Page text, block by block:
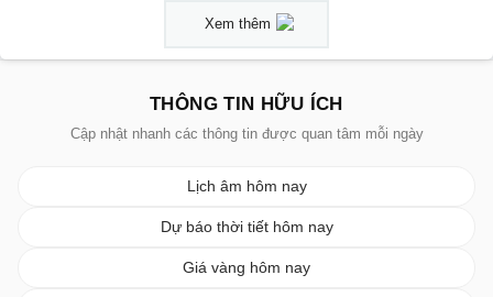
Xem thêm
THÔNG TIN HỮU ÍCH
Cập nhật nhanh các thông tin được quan tâm mỗi ngày
Lịch âm hôm nay
Dự báo thời tiết hôm nay
Giá vàng hôm nay